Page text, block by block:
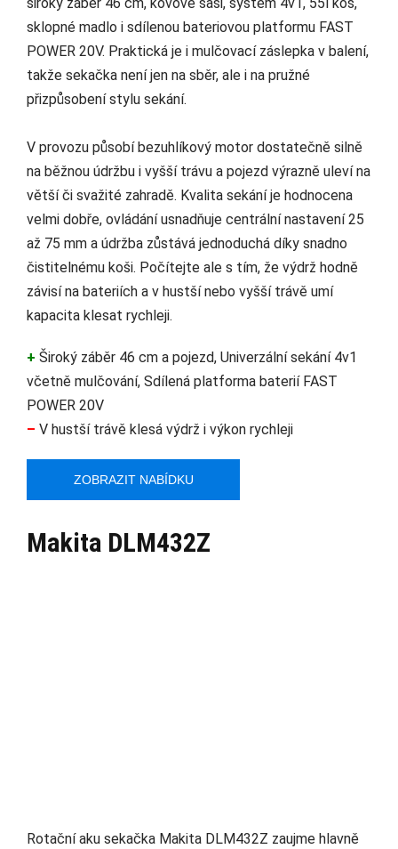
sklopné madlo i sdílenou bateriovou platformu FAST
POWER 20V. Praktická je i mulčovací záslepka v balení,
takže sekačka není jen na sběr, ale i na pružné
přizpůsobení stylu sekání.
V provozu působí bezuhlíkový motor dostatečně silně
na běžnou údržbu i vyšší trávu a pojezd výrazně uleví na
větší či svažité zahradě. Kvalita sekání je hodnocena
velmi dobře, ovládání usnadňuje centrální nastavení 25
až 75 mm a údržba zůstává jednoduchá díky snadno
čistitelnému koši. Počítejte ale s tím, že výdrž hodně
závisí na bateriích a v hustší nebo vyšší trávě umí
kapacita klesat rychleji.
+ Široký záběr 46 cm a pojezd, Univerzální sekání 4v1
včetně mulčování, Sdílená platforma baterií FAST
POWER 20V
– V hustší trávě klesá výdrž i výkon rychleji
ZOBRAZIT NABÍDKU
Makita DLM432Z
Rotační aku sekačka Makita DLM432Z zaujme hlavně